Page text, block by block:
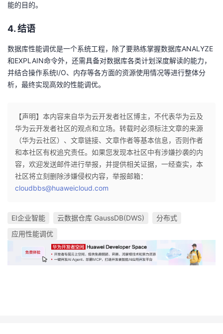
能的目的。
4. 结语
数据库性能调优是一个系统工程，除了要熟练掌握数据库ANALYZE
和EXPLAIN命令外，还需具备对数据库各类计划深度解读的能力，
并结合操作系统I/O、内存等各方面的资源使用情况等进行整体分
析，最终实现高效的性能调优。
【声明】本内容来自华为云开发者社区博主，不代表华为云及
华为云开发者社区的观点和立场。转载时必须标注文章的来源
（华为云社区）、文章链接、文章作者等基本信息，否则作者
和本社区有权追究责任。如果您发现本社区中有涉嫌抄袭的内
容，欢迎发送邮件进行举报，并提供相关证据，一经查实，本
社区将立刻删除涉嫌侵权内容，举报邮箱：
cloudbbs@huaweicloud.com
EI企业智能 云数据仓库 GaussDB(DWS)
分布式
应用性能调优